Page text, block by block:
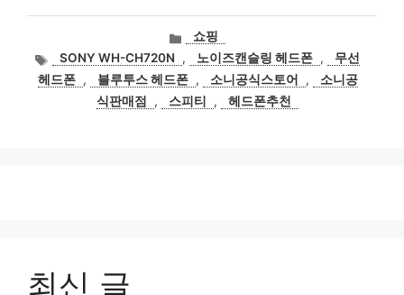
카
고
리
쇼핑
태
그
SONY WH-CH720N , 노이즈캔슬링 헤드폰 ,
무선
헤드폰 , 블루투스 헤드폰 , 소니공식스토어 ,
소니공
식판매점
, 스피티 , 헤드폰추천
최신 글